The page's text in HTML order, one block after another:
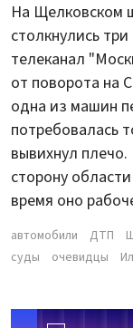
На Щелковском
столкнулись
телеканал
от поворота на
одна из машин
потребовалась
вывихнул
сторону
время оно
автомобили ДТП
суды
очевидцы